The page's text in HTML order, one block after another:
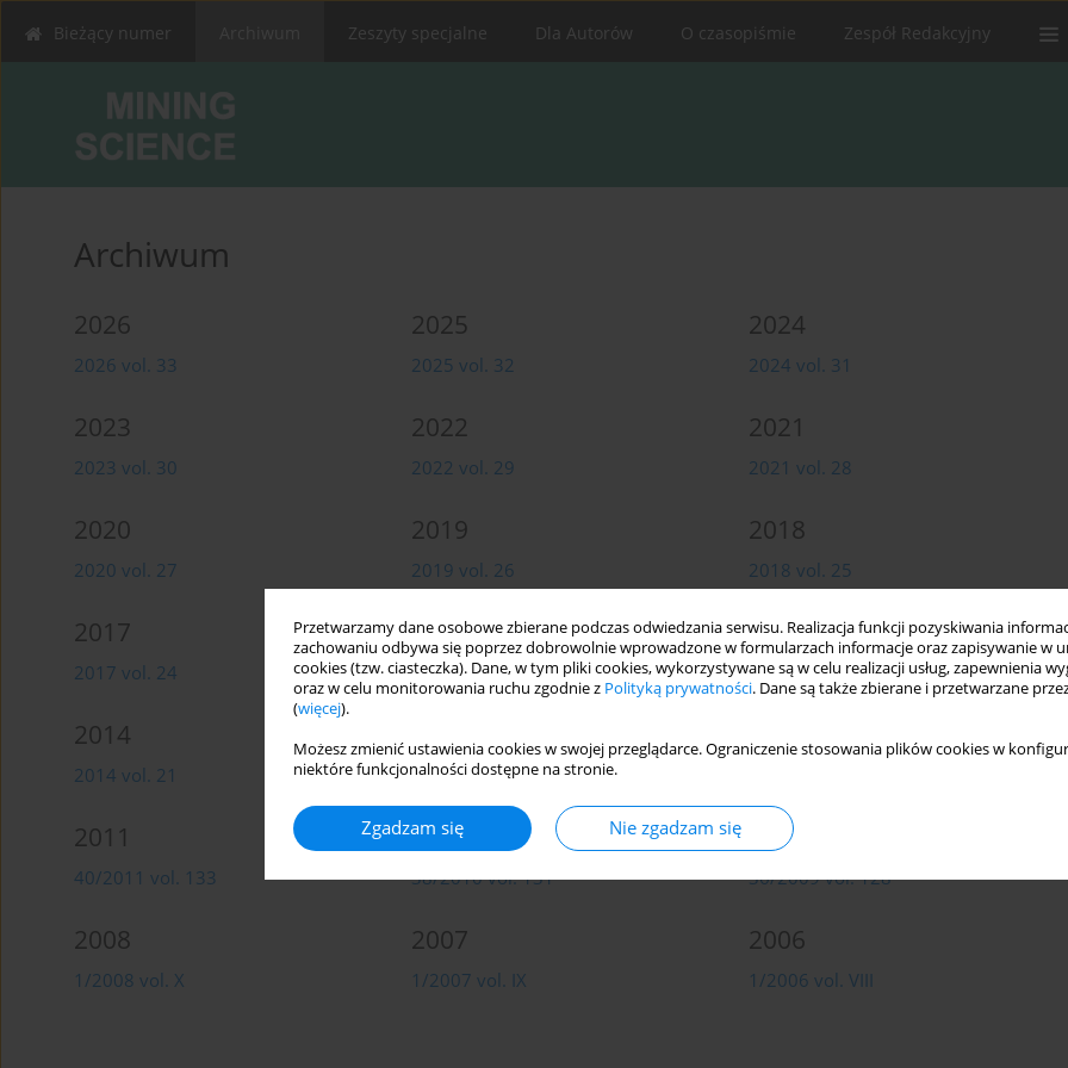
Przetwarzamy dane osobowe zbierane podczas odwiedzania serwisu. Realizacja funkcji pozyskiwania
zachowaniu odbywa się poprzez dobrowolnie wprowadzone w formularzach informacje oraz zapisywanie w
cookies (tzw. ciasteczka). Dane, w tym pliki cookies, wykorzystywane są w celu realizacji usług, zapewnienia
oraz w celu monitorowania ruchu zgodnie z Polityką prywatności. Dane są także zbierane i przetwarzane
(więcej).
Możesz zmienić ustawienia cookies w swojej przeglądarce. Ograniczenie stosowania plików cookies w
niektóre funkcjonalności dostępne na stronie.
Zgadzam się Nie zgadzam się
Bieżący numer Zeszyty specjalne Dla Autorów O czasopiśmie Zespół Redakcyjny
Archiwum
2026
2026 vol. 33
2025
2025 vol. 32
2024
2024 vol. 31
2023
2023 vol. 30
2022
2022 vol. 29
2021
2021 vol. 28
2020
2020 vol. 27
2019
2019 vol. 26
2018
2018 vol. 25
2017
2017 vol. 24
2016
2016 vol. 23
2015
2015 vol. 22
2014
2014 vol. 21
2013
2013 vol. 20
2012
2011
40/2011 vol. 133
2010
38/2010 vol. 131
2009
36/2009 vol. 128
2008
1/2008 vol. X
2007
1/2007 vol. IX
2006
1/2006 vol. VIII